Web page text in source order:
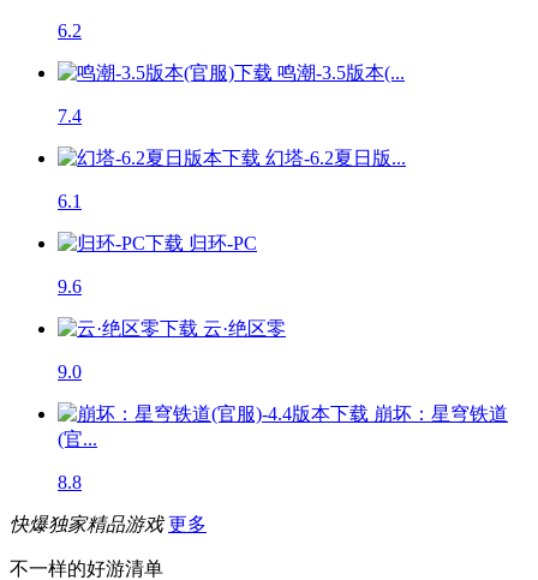
6.2
鸣潮-3.5版本(...
7.4
幻塔-6.2夏日版...
6.1
归环-PC
9.6
云·绝区零
9.0
崩坏：星穹铁道
(官...
8.8
快爆独家精品游戏 更多
不一样的好游清单